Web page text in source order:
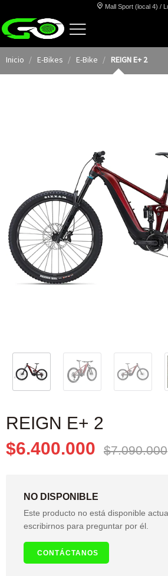
Mall Sport (local 4) /
Inicio E-Bikes E-Bike REIGN E+ 2
REIGN E+ 2
$6.400.000
$7.090.000
NO DISPONIBLE
Este producto no está disponible
escribirnos para preguntar por él.
CONTÁCTANOS